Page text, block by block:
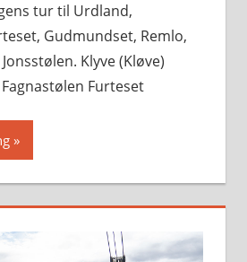
tur til Urdland,
Gudmundset, Remlo,
Klyve (Kløve)
Furteset